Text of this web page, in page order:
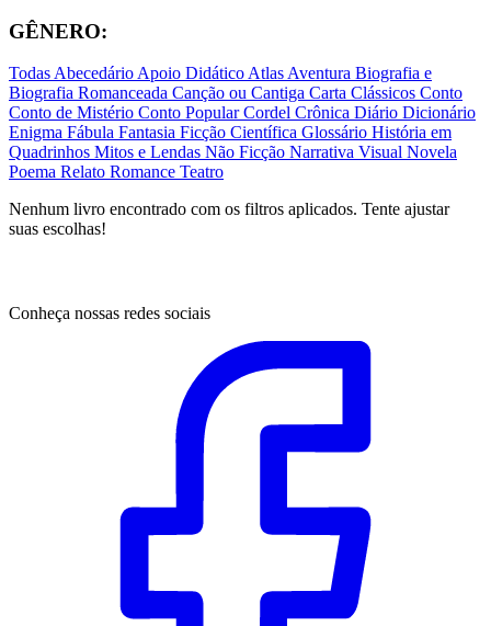
GÊNERO:
TodasAbecedárioApoio DidáticoAtlasAventura Biografia e
Biografia Romanceada Canção ou Cantiga Carta Clássicos Conto
Conto de Mistério Conto PopularCordel Crônica Diário Dicionário
Enigma Fábula Fantasia Ficção Científica Glossário História em
Quadrinhos Mitos e Lendas Não Ficção Narrativa Visual Novela
Poema Relato Romance Teatro
Nenhum livro encontrado com os filtros aplicados. Tente ajustar
suas escolhas!
Conheça nossas redes sociais